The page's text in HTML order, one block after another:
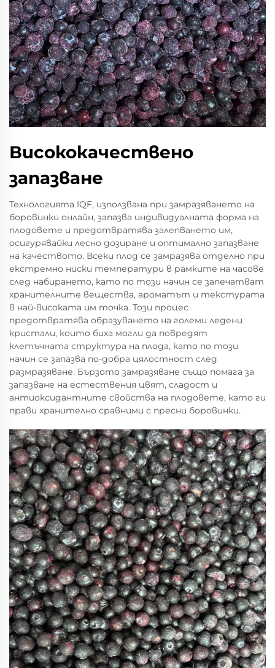
Висококачествено
запазване
Технологията IQF, използвана при замразяването на
боровинки онлайн, запазва индивидуалната форма на
плодовете и предотвратява залепването им,
осигурявайки лесно дозиране и оптимално запазване
на качеството. Всеки плод се замразява отделно при
екстремно ниски температури в рамките на часове
след набирането, като по този начин се запечатват
хранителните вещества, ароматът и текстурата
в най-високата им точка. Този процес
предотвратява образуването на големи ледени
кристали, които биха могли да повредят
клетъчната структура на плода, като по този
начин се запазва по-добра цялостност след
размразяване. Бързото замразяване също помага за
запазване на естествения цвят, сладост и
антиоксидантните свойства на плодовете, като ги
прави хранително сравними с пресни боровинки.